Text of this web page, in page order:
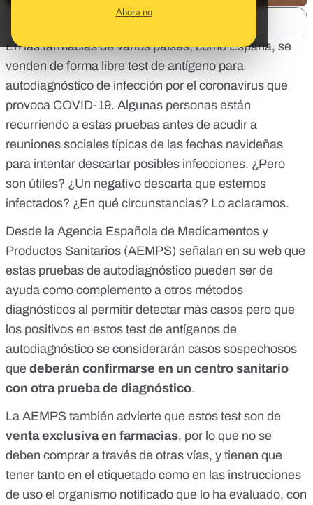
Ahora no
En las farmacias de varios países, como España, se
venden de forma libre test de antígeno para
autodiagnóstico de infección por el coronavirus que
provoca COVID-19. Algunas personas están
recurriendo a estas pruebas antes de acudir a
reuniones sociales típicas de las fechas navideñas
para intentar descartar posibles infecciones. ¿Pero
son útiles? ¿Un negativo descarta que estemos
infectados? ¿En qué circunstancias? Lo aclaramos.
Desde la Agencia Española de Medicamentos y
Productos Sanitarios (AEMPS) señalan en su web que
estas pruebas de autodiagnóstico pueden ser de
ayuda como complemento a otros métodos
diagnósticos al permitir detectar más casos pero que
los positivos en estos test de antígenos de
autodiagnóstico se considerarán casos sospechosos
que deberán confirmarse en un centro sanitario
con otra prueba de diagnóstico.
La AEMPS también advierte que estos test son de
venta exclusiva en farmacias, por lo que no se
deben comprar a través de otras vías, y tienen que
tener tanto en el etiquetado como en las instrucciones
de uso el organismo notificado que lo ha evaluado, con